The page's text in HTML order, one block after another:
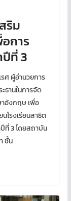
ริม
การ
ที่ 3
รศ ผู้อำนวยการ
ธานในการจัด
าอังกฤษ เพื่อ
โรงเรียนสาธิต
ที่ 3 โดยสถาบัน
ชั้น